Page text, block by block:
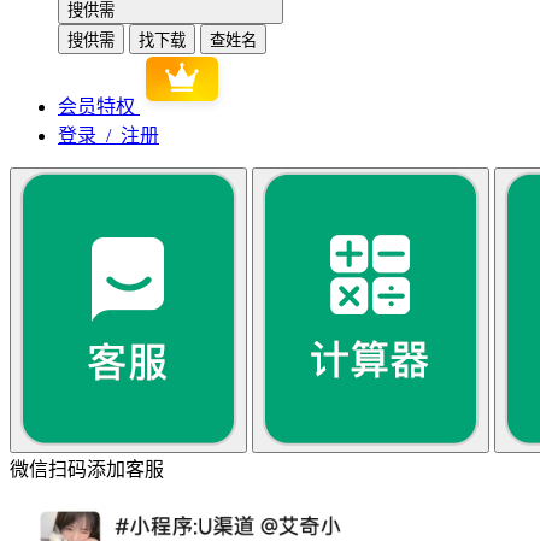
搜供需
搜供需
找下载 查姓名
会员特权
登录 / 注册
微信扫码添加客服